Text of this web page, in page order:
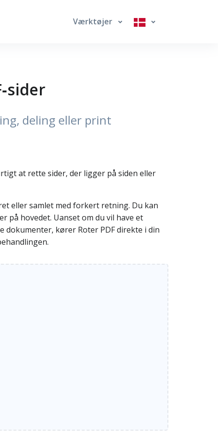
Værktøjer
deling eller print
at rette sider, der ligger på siden eller
eller samlet med forkert retning. Du kan
på hovedet. Uanset om du vil have et
kører Roter PDF direkte i din